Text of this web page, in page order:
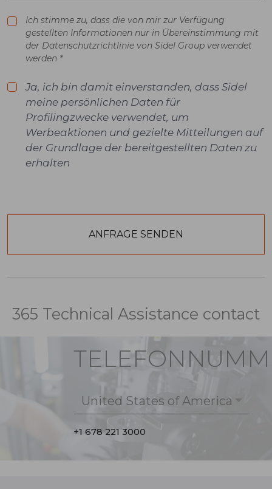
Ich stimme zu, dass die von mir zur Verfügung
gestellten Informationen nur in Übereinstimmung mit
der Datenschutzrichtlinie von Sidel Group verwendet
werden *
Ja, ich bin damit einverstanden, dass Sidel
meine persönlichen Daten für
Profilingzwecke verwendet, um
Werbeaktionen und gezielte Mitteilungen auf
der Grundlage der bereitgestellten Daten zu
erhalten
365 Technical Assistance contact
United States of America
+1 678 221 3000